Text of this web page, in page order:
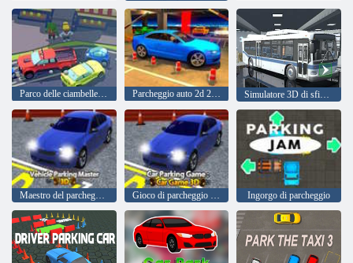
Parco delle ciambelle qui! Parcheggio auto 2d 2023 Simulatore 3D di sfida di parcheggio per autobus urbani
Maestro del parcheggio dei veicoli 3D Gioco di parcheggio auto: gioco di auto 3D Ingorgo di parcheggio